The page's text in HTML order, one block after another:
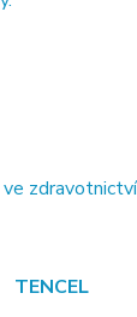
TENCEL